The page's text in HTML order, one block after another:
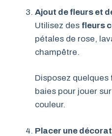
Ajout de fleurs et
Utilisez des fleurs
pétales de rose,
champêtre.
Disposez quelques
baies pour jouer
couleur.
Placer une